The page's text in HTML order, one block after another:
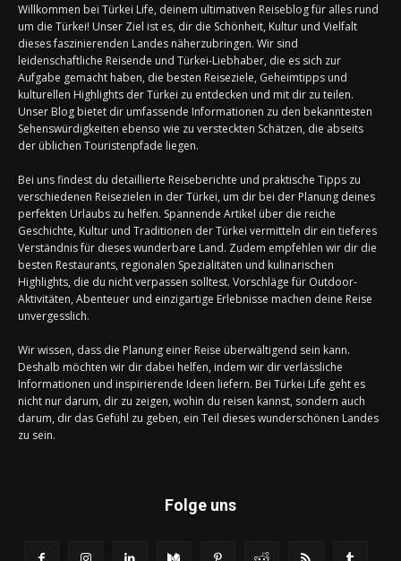
Willkommen bei Türkei Life, deinem ultimativen Reiseblog für alles rund
um die Türkei! Unser Ziel ist es, dir die Schönheit, Kultur und Vielfalt
dieses faszinierenden Landes näherzubringen. Wir sind
leidenschaftliche Reisende und Türkei-Liebhaber, die es sich zur
Aufgabe gemacht haben, die besten Reiseziele, Geheimtipps und
kulturellen Highlights der Türkei zu entdecken und mit dir zu teilen.
Unser Blog bietet dir umfassende Informationen zu den bekanntesten
Sehenswürdigkeiten ebenso wie zu versteckten Schätzen, die abseits
der üblichen Touristenpfade liegen.
Bei uns findest du detaillierte Reiseberichte und praktische Tipps zu
verschiedenen Reisezielen in der Türkei, um dir bei der Planung deines
perfekten Urlaubs zu helfen. Spannende Artikel über die reiche
Geschichte, Kultur und Traditionen der Türkei vermitteln dir ein tieferes
Verständnis für dieses wunderbare Land. Zudem empfehlen wir dir die
besten Restaurants, regionalen Spezialitäten und kulinarischen
Highlights, die du nicht verpassen solltest. Vorschläge für Outdoor-
Aktivitäten, Abenteuer und einzigartige Erlebnisse machen deine Reise
unvergesslich.
Wir wissen, dass die Planung einer Reise überwältigend sein kann.
Deshalb möchten wir dir dabei helfen, indem wir dir verlässliche
Informationen und inspirierende Ideen liefern. Bei Türkei Life geht es
nicht nur darum, dir zu zeigen, wohin du reisen kannst, sondern auch
darum, dir das Gefühl zu geben, ein Teil dieses wunderschönen Landes
zu sein.
Folge uns